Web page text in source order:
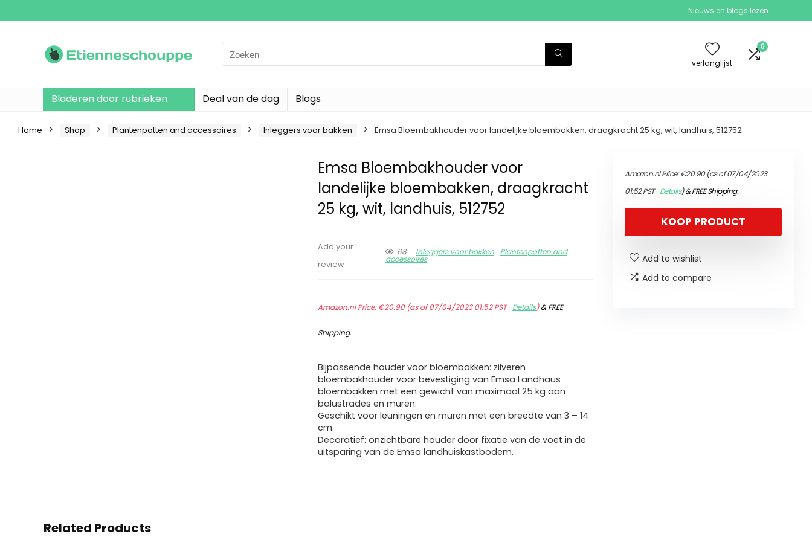
Nieuws en blogs lezen
Search
for:
verlanglijst
0
Bladeren door rubrieken Deal van de dag Blogs
Home Shop Plantenpotten and accessoires Inleggers voor bakken Emsa Bloembakhouder voor landelijke bloembakken, draagkracht 25 kg, wit, landhuis, 512752
Emsa Bloembakhouder voor
landelijke bloembakken, draagkracht
25 kg, wit, landhuis, 512752
Add your
review
68 Inleggers voor bakken Plantenpotten and
accessoires
Amazon.nl Price:€20.90(as of 07/04/2023 01:52 PST- Details)&FREE
Shipping.
Bijpassende houder voor bloembakken: zilveren
bloembakhouder voor bevestiging van Emsa Landhaus
bloembakken met een gewicht van maximaal 25 kg aan
balustrades en muren.
Geschikt voor leuningen en muren met een breedte van 3 – 14
cm.
Decoratief: onzichtbare houder door fixatie van de voet in de
uitsparing van de Emsa landhuiskastbodem.
Amazon.nl Price:€20.90(as of 07/04/2023
01:52 PST-Details)&FREE Shipping.
KOOP PRODUCT
Add to wishlist
Add to compare
Related Products